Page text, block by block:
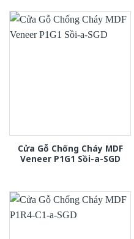
Cửa Gỗ Chống Cháy MDF
Veneer P1G1 Sồi-a-SGD